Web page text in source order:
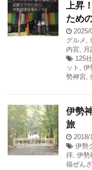
上昇
ため
2025/
グルメ ,
内宮, 月
125
ット , 伊
勢神宮,
伊勢
旅
2018/
伊勢
拝, 伊勢
福ぜん